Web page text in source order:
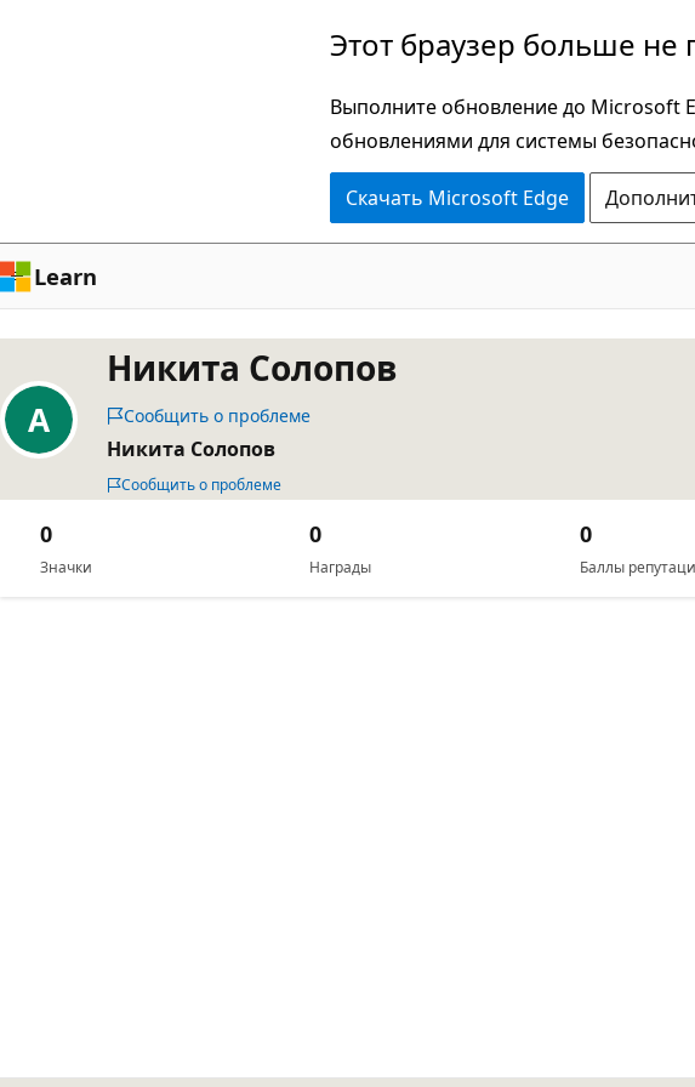
Этот браузер больше не
Выполните обновление до Microsoft
обновлениями для системы
Скачать Microsoft Edge
Learn
Никита Солопов
Сообщить о проблеме
Никита Солопов
Сообщить о проблеме
Значки
0
Награды
0
Баллы
0